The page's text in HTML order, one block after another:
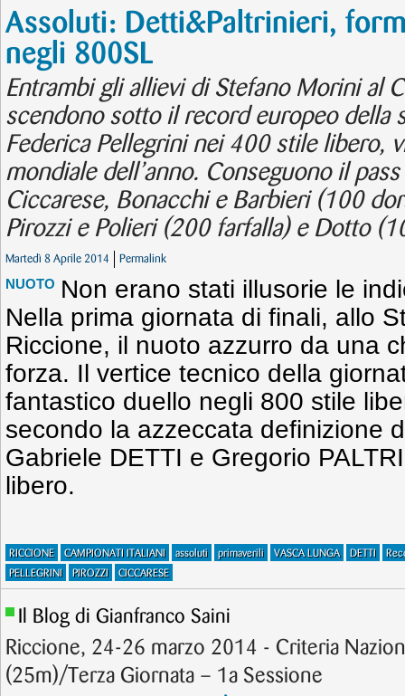
Assoluti: Detti&Paltrinieri,
negli 800SL
Entrambi gli allievi di Stefano Morini al
scendono sotto il record europeo della
Federica Pellegrini nei 400 stile libero,
mondiale dell’anno. Conseguono il
Ciccarese, Bonacchi e Barbieri (100
Pirozzi e Polieri (200 farfalla) e Dotto
Martedì 8 Aprile 2014 Permalink
NUOTO Non erano stati illusorie le
Nella prima giornata di finali, allo
Riccione, il nuoto azzurro da una
forza. Il vertice tecnico della
fantastico duello negli 800 stile
secondo la azzeccata definizione
Gabriele DETTI e Gregorio
libero.
RICCIONE CAMPIONATI ITALIANI assoluti primaverili VASCA LUNGA DETTI
PELLEGRINI
PIROZZI CICCARESE
Il Blog di Gianfranco Saini
Riccione, 24-26 marzo 2014 - Criteria
(25m)/Terza Giornata – 1a Sessione